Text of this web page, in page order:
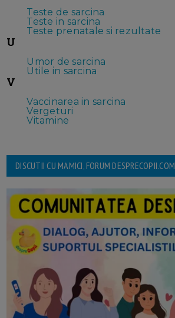
Teste de sarcina
Teste in sarcina
Teste prenatale si rezultate
U
Umor de sarcina
Utile in sarcina
V
Vaccinarea in sarcina
Vergeturi
Vitamine
DISCUTII CU MAMICI, FORUM DESPRECOPII.COM